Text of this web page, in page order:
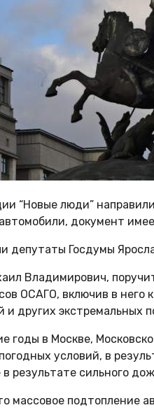
“Новые люди”
документ
депутаты Госдумы
Владимирович,
ОСАГО, включив в него
других экстремальных
годы в Москве,
условий, в
в результате сильного
массовое подтопление